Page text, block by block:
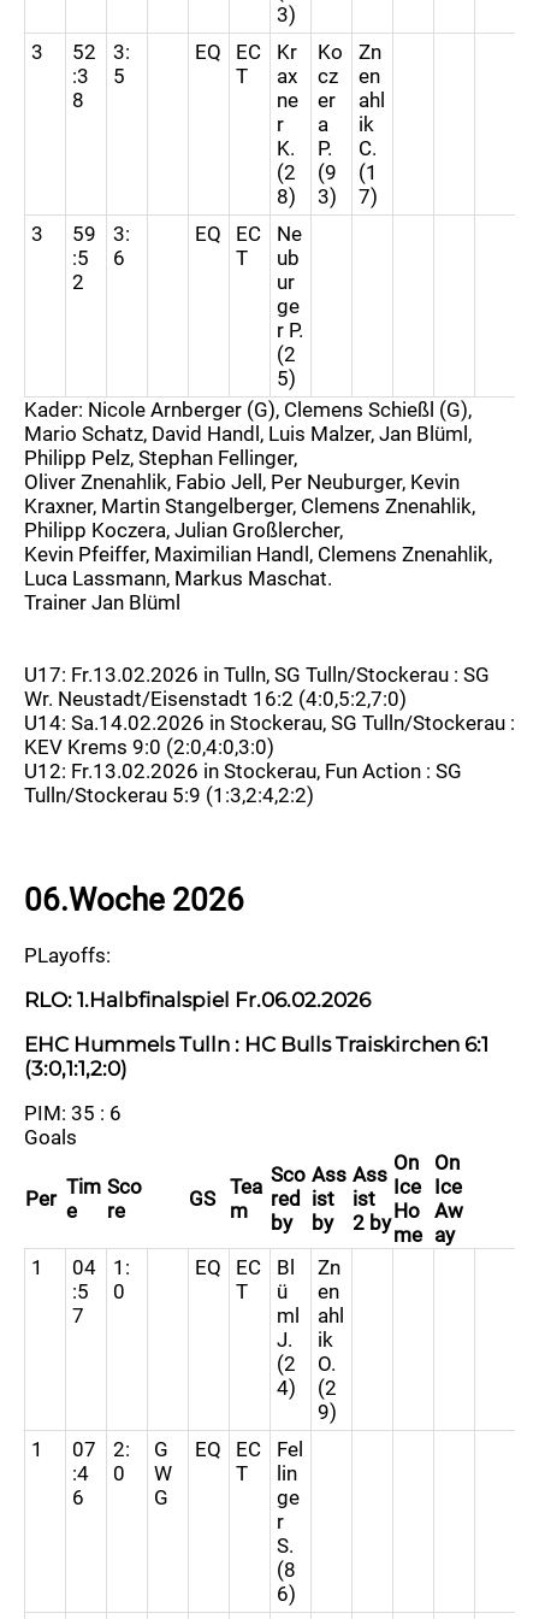
3)
3
52
:3
8
3:
5
EQ
EC
T
Kr
ax
ne
r
K.
(2
8)
Ko
cz
er
a
P.
(9
3)
Zn
en
ahl
ik
C.
(1
7)
3
59
:5
2
3:
6
EQ
EC
T
Ne
ub
ur
ge
r P.
(2
5)
Kader: Nicole Arnberger (G), Clemens Schießl (G),
Mario Schatz, David Handl, Luis Malzer, Jan Blüml,
Philipp Pelz, Stephan Fellinger,
Oliver Znenahlik, Fabio Jell, Per Neuburger, Kevin
Kraxner, Martin Stangelberger, Clemens Znenahlik,
Philipp Koczera, Julian Großlercher,
Kevin Pfeiffer, Maximilian Handl, Clemens Znenahlik,
Luca Lassmann, Markus Maschat.
Trainer Jan Blüml
U17: Fr.13.02.2026 in Tulln, SG Tulln/Stockerau : SG
Wr. Neustadt/Eisenstadt 16:2 (4:0,5:2,7:0)
U14: Sa.14.02.2026 in Stockerau, SG Tulln/Stockerau :
KEV Krems 9:0 (2:0,4:0,3:0)
U12: Fr.13.02.2026 in Stockerau, Fun Action : SG
Tulln/Stockerau 5:9 (1:3,2:4,2:2)
06.Woche 2026
PLayoffs:
RLO: 1.Halbfinalspiel Fr.06.02.2026
EHC Hummels Tulln : HC Bulls Traiskirchen 6:1
(3:0,1:1,2:0)
PIM: 35 : 6
Goals
Per Tim
e
Sco
re
GS Tea
m
Sco
red
by
Ass
ist
by
Ass
ist
2 by
On
Ice
Ho
me
On
Ice
Aw
ay
1
04
:5
7
1:
0
EQ
EC
T
Bl
ü
ml
J.
(2
4)
Zn
en
ahl
ik
O.
(2
9)
1
07
:4
6
2:
0
G
W
G
EQ
EC
T
Fel
lin
ge
r
S.
(8
6)